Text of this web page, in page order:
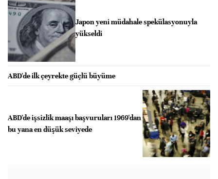
Japon yeni müdahale spekülasyonuyla
yükseldi
ABD'de ilk çeyrekte güçlü büyüme
ABD'de işsizlik maaşı başvuruları 1969'dan
bu yana en düşük seviyede